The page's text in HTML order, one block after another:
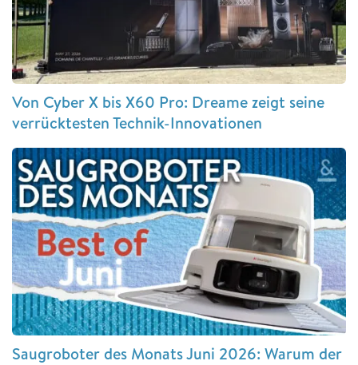
Von Cyber X bis X60 Pro: Dreame zeigt seine
verrücktesten Technik-Innovationen
Saugroboter des Monats Juni 2026: Warum der